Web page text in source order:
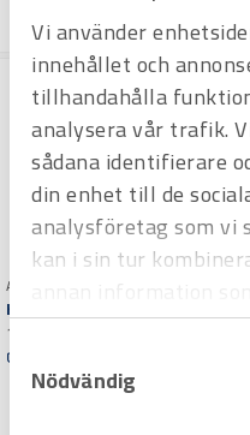
Vi använder
innehållet och
tillhandahålla
analysera vår trafik.
sådana identifierare
din enhet till de
analysföretag som vi
kan i sin tur
eller som de har
Samtyckesval
Nödvändig
Art.nr 2453169
Kabeltång Knipex 160 mm
160 mm